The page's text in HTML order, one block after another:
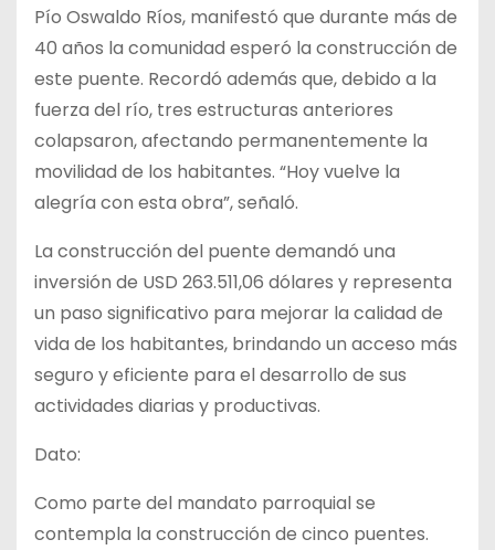
Pío Oswaldo Ríos, manifestó que durante más de
40 años la comunidad esperó la construcción de
este puente. Recordó además que, debido a la
fuerza del río, tres estructuras anteriores
colapsaron, afectando permanentemente la
movilidad de los habitantes. “Hoy vuelve la
alegría con esta obra”, señaló.
La construcción del puente demandó una
inversión de USD 263.511,06 dólares y representa
un paso significativo para mejorar la calidad de
vida de los habitantes, brindando un acceso más
seguro y eficiente para el desarrollo de sus
actividades diarias y productivas.
Dato:
Como parte del mandato parroquial se
contempla la construcción de cinco puentes.